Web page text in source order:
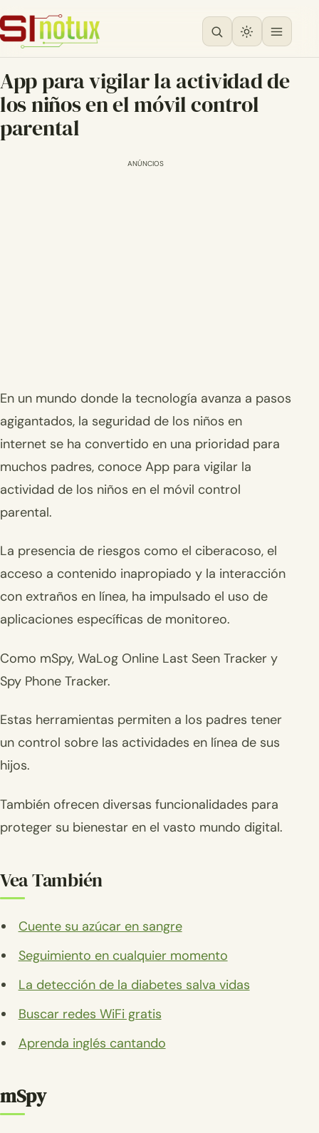
App para vigilar la actividad de
los niños en el móvil control
parental
ANÚNCIOS
En un mundo donde la tecnología avanza a pasos
agigantados, la seguridad de los niños en
internet se ha convertido en una prioridad para
muchos padres, conoce App para vigilar la
actividad de los niños en el móvil control
parental.
La presencia de riesgos como el ciberacoso, el
acceso a contenido inapropiado y la interacción
con extraños en línea, ha impulsado el uso de
aplicaciones específicas de monitoreo.
Como mSpy, WaLog Online Last Seen Tracker y
Spy Phone Tracker.
Estas herramientas permiten a los padres tener
un control sobre las actividades en línea de sus
hijos.
También ofrecen diversas funcionalidades para
proteger su bienestar en el vasto mundo digital.
Vea También
Cuente su azúcar en sangre
Seguimiento en cualquier momento
La detección de la diabetes salva vidas
Buscar redes WiFi gratis
Aprenda inglés cantando
mSpy